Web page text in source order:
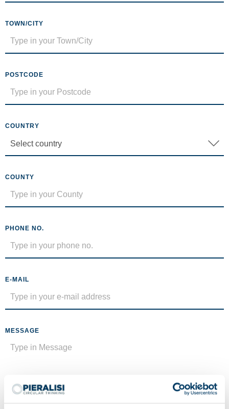
TOWN/CITY
POSTCODE
COUNTRY
COUNTY
PHONE NO.
E-MAIL
MESSAGE